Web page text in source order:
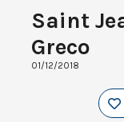
Saint
Greco
01/12/2018